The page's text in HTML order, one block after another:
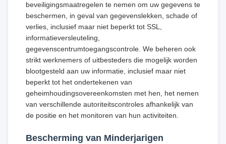
beveiligingsmaatregelen te nemen om uw gegevens te
beschermen, in geval van gegevenslekken, schade of
verlies, inclusief maar niet beperkt tot SSL,
informatieversleuteling,
gegevenscentrumtoegangscontrole. We beheren ook
strikt werknemers of uitbesteders die mogelijk worden
blootgesteld aan uw informatie, inclusief maar niet
beperkt tot het ondertekenen van
geheimhoudingsovereenkomsten met hen, het nemen
van verschillende autoriteitscontroles afhankelijk van
de positie en het monitoren van hun activiteiten.
Bescherming van Minderjarigen